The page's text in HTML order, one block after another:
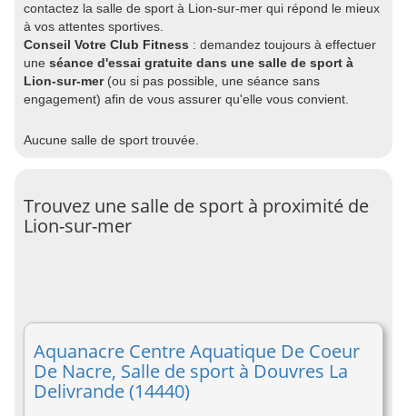
contactez la salle de sport à Lion-sur-mer qui répond le mieux
à vos attentes sportives.
Conseil Votre Club Fitness : demandez toujours à effectuer
une séance d'essai gratuite dans une salle de sport à
Lion-sur-mer(ou si pas possible, une séance sans
engagement) afin de vous assurer qu'elle vous convient.
Aucune salle de sport trouvée.
Trouvez une salle de sport à proximité de
Lion-sur-mer
Aquanacre Centre Aquatique De Coeur
De Nacre, Salle de sport à Douvres La
Delivrande (14440)